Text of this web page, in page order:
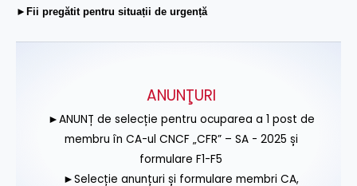
►Fii pregătit pentru situații de urgență
ANUNŢURI
►ANUNȚ de selecție pentru ocuparea a 1 post de
membru în CA-ul CNCF „CFR” – SA - 2025 și
formulare F1-F5
►Selecție anunțuri și formulare membri CA,